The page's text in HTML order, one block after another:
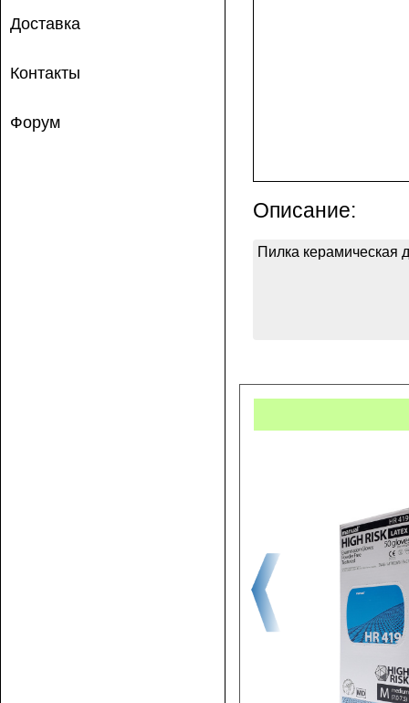
Доставка
Контакты
Форум
Описание:
Пилка керамическая